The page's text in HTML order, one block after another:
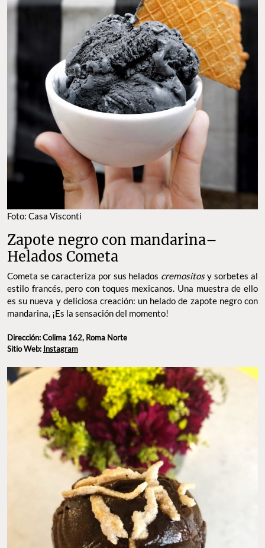
Foto: Casa Visconti
Zapote negro con mandarina–
Helados Cometa
Cometa se caracteriza por sus helados cremositosy sorbetes al
estilo francés, pero con toques mexicanos. Una muestra de ello
es su nueva y deliciosa creación: un helado de zapote negro con
mandarina, ¡Es la sensación del momento!
Dirección: Colima 162, Roma Norte
Sitio Web: Instagram